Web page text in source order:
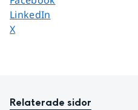
Dela sidan på
LinkedIn
Dela sidan på
X
Relaterade sidor